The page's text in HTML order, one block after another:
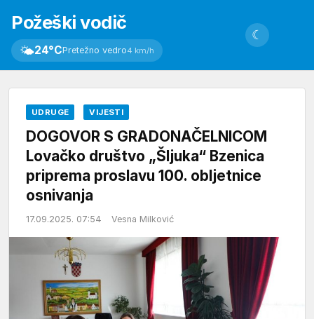
Požeški vodič
🌤24°CPretežno vedro4 km/h
☾
UDRUGE VIJESTI
DOGOVOR S GRADONAČELNICOM
Lovačko društvo „Šljuka“ Bzenica
priprema proslavu 100. obljetnice
osnivanja
17.09.2025. 07:54 Vesna Milković